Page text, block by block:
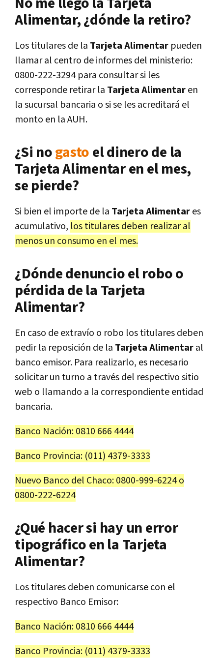
Alimentar, ¿dónde la retiro?
Los titulares de la Tarjeta Alimentar pueden
llamar al centro de informes del ministerio:
0800-222-3294 para consultar si les
corresponde retirar la Tarjeta Alimentaren
la sucursal bancaria o si se les acreditará el
monto en la AUH.
¿Si nogasto el dinero de la
Tarjeta Alimentar en el mes,
se pierde?
Si bien el importe de la Tarjeta Alimentares
acumulativo, los titulares deben realizar al
menos un consumo en el mes.
¿Dónde denuncio el robo o
pérdida de la Tarjeta
Alimentar?
En caso de extravío o robo los titulares deben
pedir la reposición de la Tarjeta Alimentaral
banco emisor. Para realizarlo, es necesario
solicitar un turno a través del respectivo sitio
web o llamando a la correspondiente entidad
bancaria.
Banco Nación: 0810 666 4444
Banco Provincia: (011) 4379-3333
Nuevo Banco del Chaco: 0800-999-6224 o
0800-222-6224
¿Qué hacer si hay un error
tipográfico en la Tarjeta
Alimentar?
Los titulares deben comunicarse con el
respectivo Banco Emisor:
Banco Nación: 0810 666 4444
Banco Provincia: (011) 4379-3333